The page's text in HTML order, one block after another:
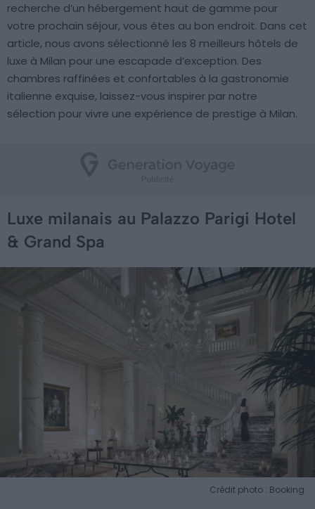
recherche d’un hébergement haut de gamme pour
votre prochain séjour, vous êtes au bon endroit. Dans cet
article, nous avons sélectionné les 8 meilleurs hôtels de
luxe à Milan pour une escapade d’exception. Des
chambres raffinées et confortables à la gastronomie
italienne exquise, laissez-vous inspirer par notre
sélection pour vivre une expérience de prestige à Milan.
Luxe milanais au Palazzo Parigi Hotel
& Grand Spa
Crédit photo : Booking